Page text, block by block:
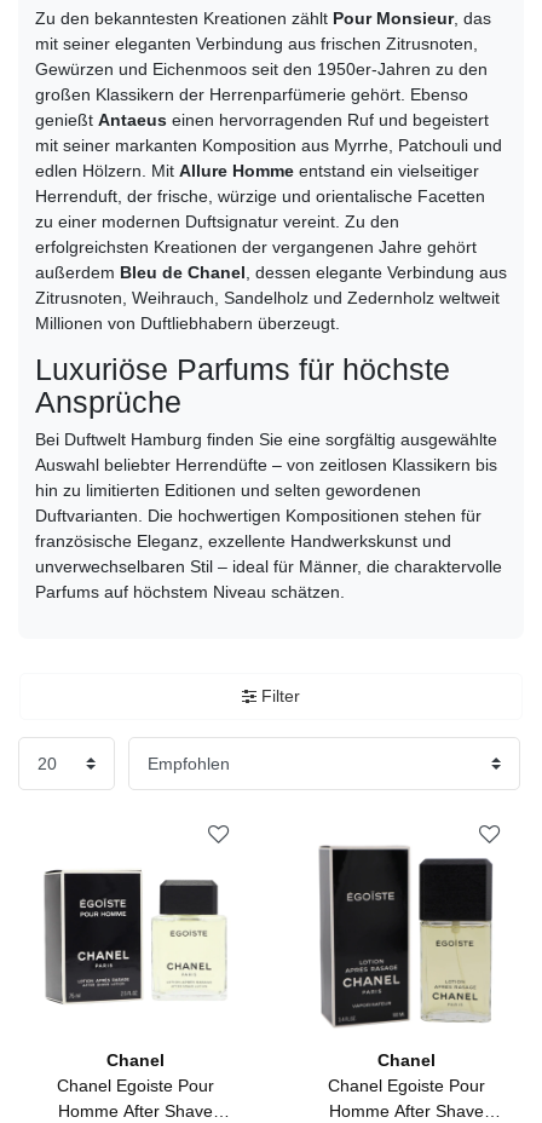
Zu den bekanntesten Kreationen zählt Pour Monsieur, das
mit seiner eleganten Verbindung aus frischen Zitrusnoten,
Gewürzen und Eichenmoos seit den 1950er-Jahren zu den
großen Klassikern der Herrenparfümerie gehört. Ebenso
genießt Antaeus einen hervorragenden Ruf und begeistert
mit seiner markanten Komposition aus Myrrhe, Patchouli und
edlen Hölzern. Mit Allure Homme entstand ein vielseitiger
Herrenduft, der frische, würzige und orientalische Facetten
zu einer modernen Duftsignatur vereint. Zu den
erfolgreichsten Kreationen der vergangenen Jahre gehört
außerdem Bleu de Chanel, dessen elegante Verbindung aus
Zitrusnoten, Weihrauch, Sandelholz und Zedernholz weltweit
Millionen von Duftliebhabern überzeugt.
Luxuriöse Parfums für höchste
Ansprüche
Bei Duftwelt Hamburg finden Sie eine sorgfältig ausgewählte
Auswahl beliebter Herrendüfte – von zeitlosen Klassikern bis
hin zu limitierten Editionen und selten gewordenen
Duftvarianten. Die hochwertigen Kompositionen stehen für
französische Eleganz, exzellente Handwerkskunst und
unverwechselbaren Stil – ideal für Männer, die charaktervolle
Parfums auf höchstem Niveau schätzen.
Filter
Chanel
Chanel Egoiste Pour
Homme After Shave
Chanel
Chanel Egoiste Pour
Homme After Shave